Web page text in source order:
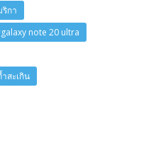
ริกา
note 20 ultra
สะเกิน